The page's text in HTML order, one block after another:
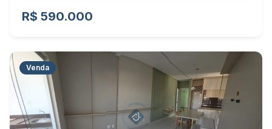
R$ 590.000
Venda